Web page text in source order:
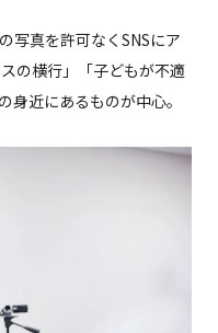
写真を許可なくSNSにア
の横行」「子どもが不適
身近にあるものが中心。